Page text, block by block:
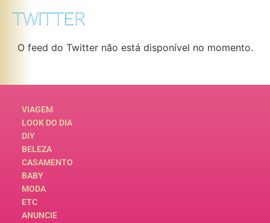
TWITTER
O feed do Twitter não está disponível no momento.
VIAGEM
LOOK DO DIA
DIY
BELEZA
CASAMENTO
BABY
MODA
ETC
ANUNCIE